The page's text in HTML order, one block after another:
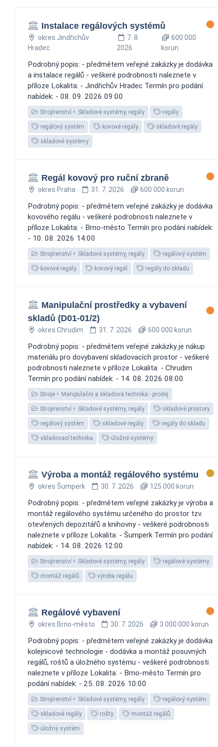
Instalace regálových systémů
okres Jindřichův
Hradec
7. 8.
2026
600 000
korun
Podrobný popis: - předmětem veřejné zakázky je dodávka
a instalace regálů - veškeré podrobnosti naleznete v
příloze Lokalita: - Jindřichův Hradec Termín pro podání
nabídek: - 08. 09. 2026 09:00
Strojírenství Skladové systémy, regály regály
regálový systém kovové regály skladové regály
skladové systémy
Regál kovový pro ruční zbraně
okres Praha 31. 7. 2026 600 000 korun
Podrobný popis: - předmětem veřejné zakázky je dodávka
kovového regálu - veškeré podrobnosti naleznete v
příloze Lokalita: - Brno-město Termín pro podání nabídek:
- 10. 08. 2026 14:00
Strojírenství Skladové systémy, regály regálový systém
kovové regály kovový regál regály do skladu
Manipulační prostředky a vybavení
skladů (D01-01/2)
okres Chrudim 31. 7. 2026 600 000 korun
Podrobný popis: - předmětem veřejné zakázky je nákup
materiálu pro dovybavení skladovacích prostor - veškeré
podrobnosti naleznete v příloze Lokalita: - Chrudim
Termín pro podání nabídek: - 14. 08. 2026 08:00
Stroje Manipulační a skladová technika - prodej
Strojírenství Skladové systémy, regály skladové prostory
regálový systém skladové regály regály do skladu
skladovací technika úložné systémy
Výroba a montáž regálového systému
okres Šumperk 30. 7. 2026 125 000 korun
Podrobný popis: - předmětem veřejné zakázky je výroba a
montáž regálového systému určeného do prostor tzv.
otevřených depozitářů a knihovny - veškeré podrobnosti
naleznete v příloze Lokalita: - Šumperk Termín pro podání
nabídek: - 14. 08. 2026 12:00
Strojírenství Skladové systémy, regály regálové systémy
montáž regálů výroba regálu
Regálové vybavení
okres Brno-město 30. 7. 2026 3 000 000 korun
Podrobný popis: - předmětem veřejné zakázky je dodávka
kolejnicové technologie - dodávka a montáž posuvných
regálů, roštů a úložného systému - veškeré podrobnosti
naleznete v příloze Lokalita: - Brno-město Termín pro
podání nabídek: - 25. 08. 2026 10:00
Strojírenství Skladové systémy, regály regálový systém
skladové regály rošty montáž regálů
úložný systém